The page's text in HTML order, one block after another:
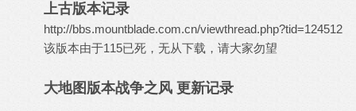
上古版本记录
http://bbs.mountblade.com.cn/viewthread.php?tid=124512
该版本由于115已死，无从下载，请大家勿望
大地图版本战争之风 更新记录